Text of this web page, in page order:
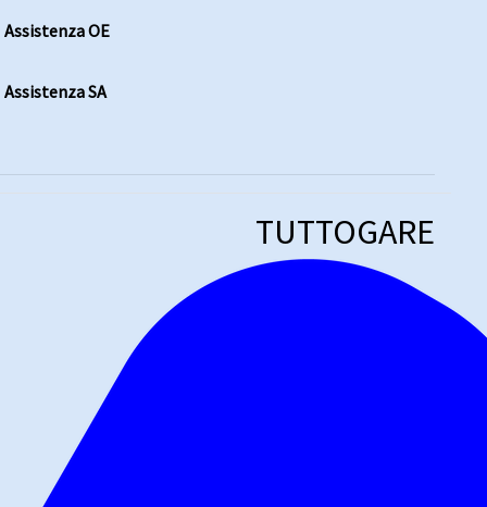
Assistenza OE
Assistenza SA
TUTTOGARE